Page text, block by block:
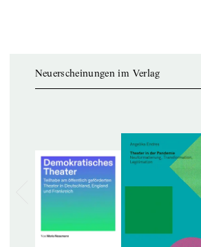
Neuerscheinungen im Verlag